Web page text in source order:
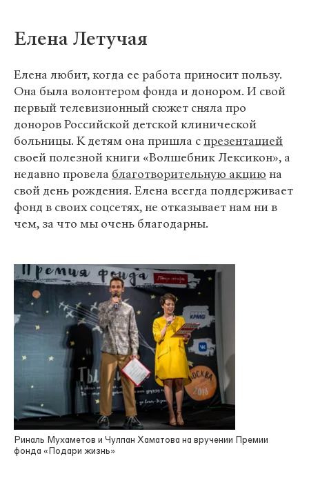
Елена Летучая
Елена любит, когда ее работа приносит пользу.
Она была волонтером фонда и донором. И свой
первый телевизионный сюжет сняла про
доноров Российской детской клинической
больницы. К детям она пришла спрезентацией
своей полезной книги «Волшебник Лексикон», а
недавно провела благотворительную акцию на
свой день рождения. Елена всегда поддерживает
фонд в своих соцсетях, не отказывает нам ни в
чем, за что мы очень благодарны.
Риналь Мухаметов и Чулпан Хаматова на вручении Премии
фонда «Подари жизнь»